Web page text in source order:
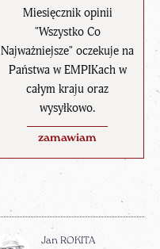
Miesięcznik opinii
"Wszystko Co
Najważniejsze" oczekuje na
Państwa w EMPIKach w
całym kraju oraz
wysyłkowo.
zamawiam
Jan ROKITA